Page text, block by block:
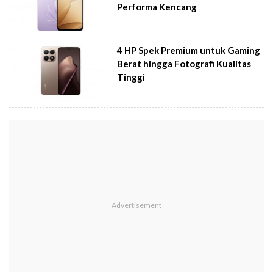
Performa Kencang
4 HP Spek Premium untuk Gaming
Berat hingga Fotografi Kualitas
Tinggi